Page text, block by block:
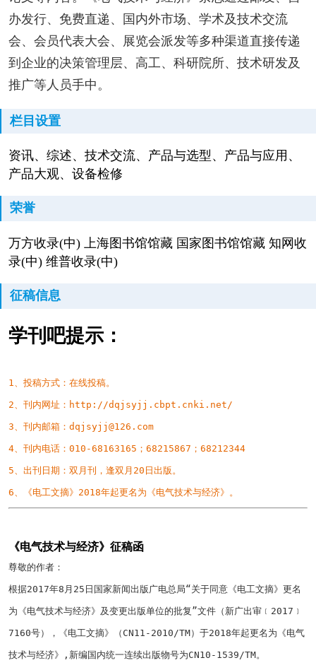
办发行、免费直递、国内外市场、学术及技术交流
会、会员代表大会、展览会派发等多种渠道直接传递
到企业的决策管理层、高工、科研院所、技术研发及
推广等人员手中。
栏目设置
资讯、综述、技术交流、产品与选型、产品与应用、
产品大观、设备检修
荣誉
万方收录(中) 上海图书馆馆藏 国家图书馆馆藏 知网收
录(中) 维普收录(中)
征稿信息
学刊吧提示：
1、投稿方式：在线投稿。
2、刊内网址： http://dqjsyjj.cbpt.cnki.net/
3、刊内邮箱： dqjsyjj@126.com
4、刊内电话： 010-68163165 ； 68215867 ； 68212344
5、出刊日期：双月刊，逢双月 20 日出版。
6、《电工文摘》 2018年起更名为《电气技术与经济》。
《电气技术与经济》征稿函
尊敬的作者：
根据2017年8 月 25 日国家新闻出版广电总局“关于同意《电工文摘》更名
为《电气技术与经济》及变更出版单位的批复”文件（新广出审﹝ 2017 ﹞
7160号），《电工文摘》（ CN11-2010/TM）于2018年起更名为《电气
技术与经济》 , 新编国内统一连续出版物号为CN10-1539/TM。